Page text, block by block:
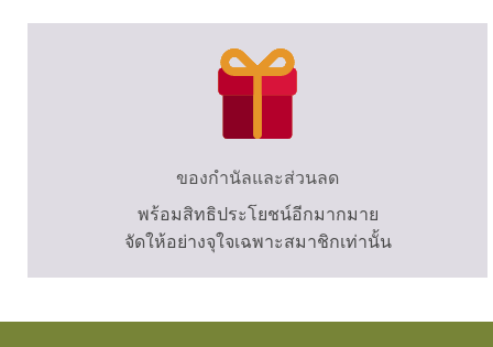
ของกำนัลและส่วนลด
พร้อมสิทธิประโยชน์อีกมากมาย
จัดให้อย่างจุใจเฉพาะสมาชิกเท่านั้น